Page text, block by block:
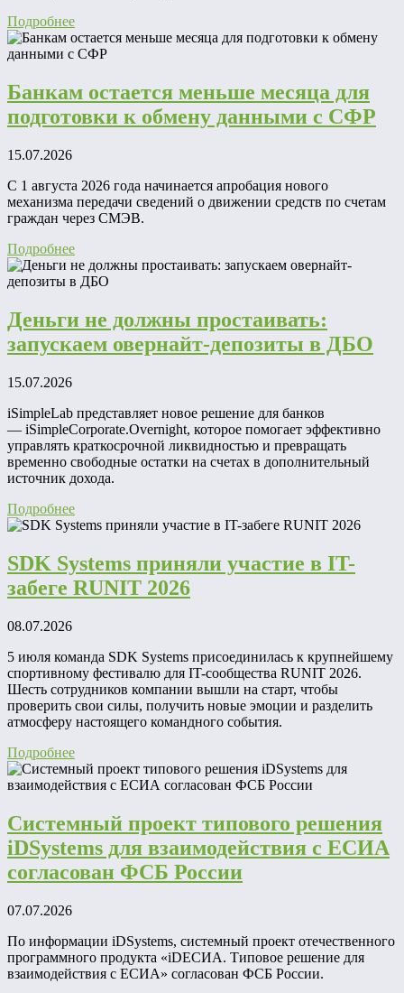
Подробнее
Банкам остается меньше месяца для
подготовки к обмену данными с СФР
15.07.2026
С 1 августа 2026 года начинается апробация нового
механизма передачи сведений о движении средств по счетам
граждан через СМЭВ.
Подробнее
Деньги не должны простаивать:
запускаем овернайт-депозиты в ДБО
15.07.2026
iSimpleLab представляет новое решение для банков
— iSimpleCorporate.Overnight, которое помогает эффективно
управлять краткосрочной ликвидностью и превращать
временно свободные остатки на счетах в дополнительный
источник дохода.
Подробнее
SDK Systems приняли участие в IT-
забеге RUNIT 2026
08.07.2026
5 июля команда SDK Systems присоединилась к крупнейшему
спортивному фестивалю для IT-сообщества RUNIT 2026.
Шесть сотрудников компании вышли на старт, чтобы
проверить свои силы, получить новые эмоции и разделить
атмосферу настоящего командного события.
Подробнее
Системный проект типового решения
iDSystems для взаимодействия с ЕСИА
согласован ФСБ России
07.07.2026
По информации iDSystems, системный проект отечественного
программного продукта «iDЕСИА. Типовое решение для
взаимодействия с ЕСИА» согласован ФСБ России.